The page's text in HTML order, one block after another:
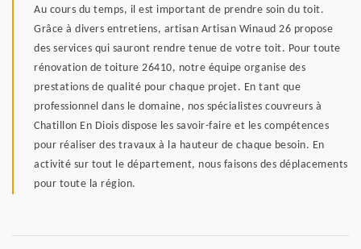
Au cours du temps, il est important de prendre soin du toit.
Grâce à divers entretiens, artisan Artisan Winaud 26 propose
des services qui sauront rendre tenue de votre toit. Pour toute
rénovation de toiture 26410, notre équipe organise des
prestations de qualité pour chaque projet. En tant que
professionnel dans le domaine, nos spécialistes couvreurs à
Chatillon En Diois dispose les savoir-faire et les compétences
pour réaliser des travaux à la hauteur de chaque besoin. En
activité sur tout le département, nous faisons des déplacements
pour toute la région.